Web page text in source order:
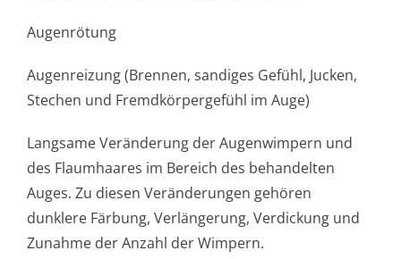
Augenrötung
Augenreizung (Brennen, sandiges Gefühl, Jucken,
Stechen und Fremdkörpergefühl im Auge)
Langsame Veränderung der Augenwimpern und
des Flaumhaares im Bereich des behandelten
Auges. Zu diesen Veränderungen gehören
dunklere Färbung, Verlängerung, Verdickung und
Zunahme der Anzahl der Wimpern.